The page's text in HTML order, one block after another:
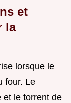
et
la
lorsque le
four. Le
et le torrent de